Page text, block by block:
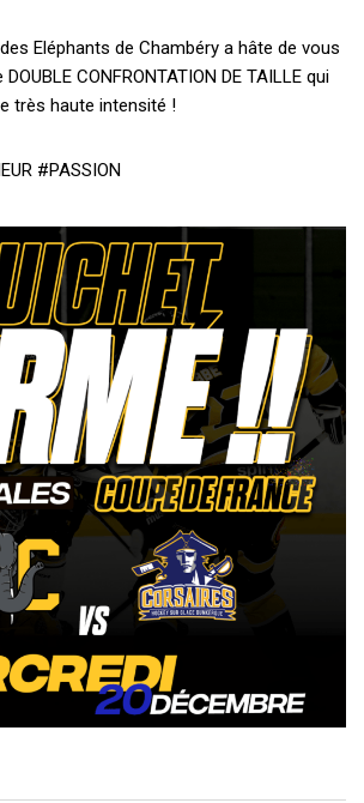
Eléphants de Chambéry a hâte de vous
CONFRONTATION DE TAILLE qui
très haute intensité !
#PASSION